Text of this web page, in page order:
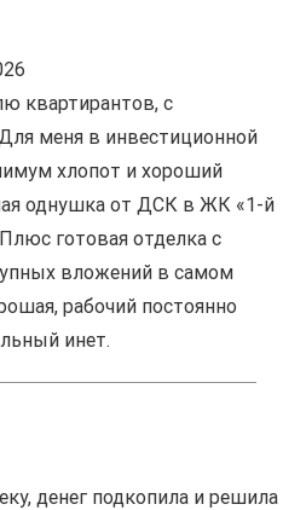
квартирантов, с
меня в инвестиционной
хлопот и хороший
однушка от ДСК в ЖК «1-й
готовая отделка с
вложений в самом
рабочий постоянно
инет.
денег подкопила и решила